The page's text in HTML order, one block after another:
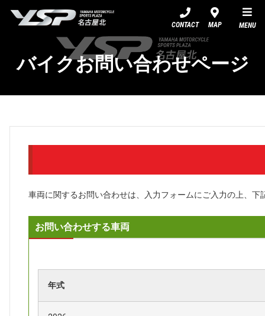
CONTACT MAP MENU
バイクお問い合わせページ
車両に関するお問い合わせは、入力フォームにご入力の上、
お問い合わせする車両
年式